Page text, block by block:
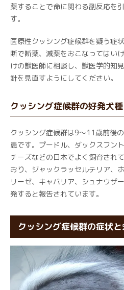
薬することで命に関わる副反応を
す。
医原性クッシング症候群を疑う症
断で断薬、減薬をおこなってはい
けの獣医師に相談し、獣医学的知
針を見直すようにしてください。
クッシング症候群の好発犬種
クッシング症候群は9～11歳前後
患です。プードル、ダックスフン
チーズなどの日本でよく飼育され
おり、ジャックラッセルテリア、
リーゼ、キャバリア、シュナウザ
発すると報告されています。
クッシング症候群の症状